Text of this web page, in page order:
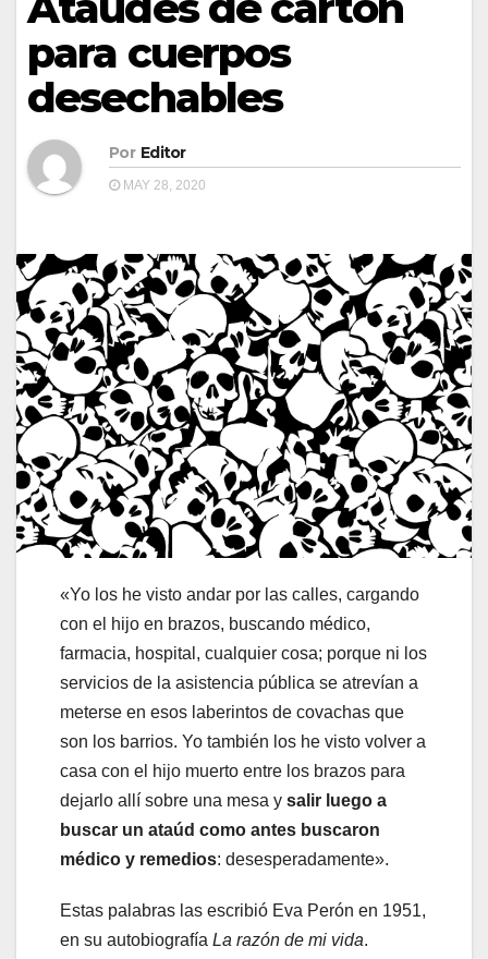
para cuerpos
desechables
Por Editor
MAY 28, 2020
«Yo los he visto andar por las calles, cargando
con el hijo en brazos, buscando médico,
farmacia, hospital, cualquier cosa; porque ni los
servicios de la asistencia pública se atrevían a
meterse en esos laberintos de covachas que
son los barrios. Yo también los he visto volver a
casa con el hijo muerto entre los brazos para
dejarlo allí sobre una mesa y salir luego a
buscar un ataúd como antes buscaron
médico y remedios: desesperadamente».
Estas palabras las escribió Eva Perón en 1951,
en su autobiografía La razón de mi vida.